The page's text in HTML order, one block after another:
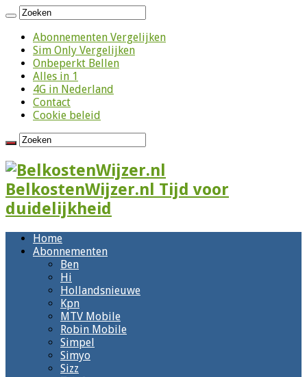
Abonnementen Vergelijken
Sim Only Vergelijken
Onbeperkt Bellen
Alles in 1
4G in Nederland
Contact
Cookie beleid
BelkostenWijzer.nl Tijd voor
duidelijkheid
Home
Abonnementen
Ben
Hi
Hollandsnieuwe
Kpn
MTV Mobile
Robin Mobile
Simpel
Simyo
Sizz